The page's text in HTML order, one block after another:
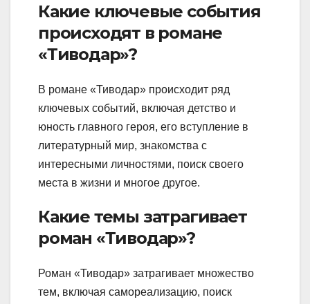
Какие ключевые события
происходят в романе
«Тиводар»?
В романе «Тиводар» происходит ряд
ключевых событий, включая детство и
юность главного героя, его вступление в
литературный мир, знакомства с
интересными личностями, поиск своего
места в жизни и многое другое.
Какие темы затрагивает
роман «Тиводар»?
Роман «Тиводар» затрагивает множество
тем, включая самореализацию, поиск